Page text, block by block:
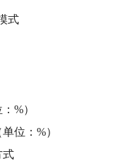
式
%）
位：%）
式